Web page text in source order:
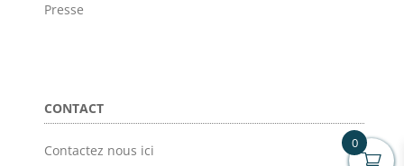
Presse
CONTACT
Contactez nous ici 0